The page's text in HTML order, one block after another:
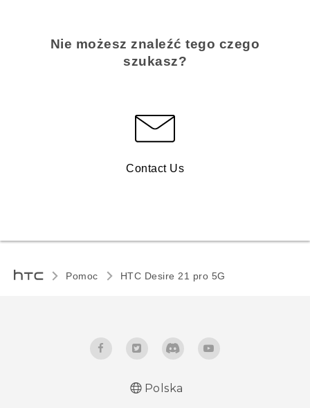
Nie możesz znaleźć tego czego
szukasz?
Contact Us
Pomoc HTC Desire 21 pro 5G‎
Polska